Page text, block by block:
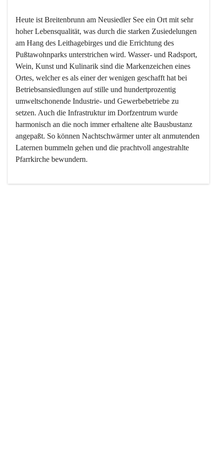
Heute ist Breitenbrunn am Neusiedler See ein Ort mit sehr
hoher Lebensqualität, was durch die starken Zusiedelungen
am Hang des Leithagebirges und die Errichtung des
Pußtawohnparks unterstrichen wird. Wasser- und Radsport,
Wein, Kunst und Kulinarik sind die Markenzeichen eines
Ortes, welcher es als einer der wenigen geschafft hat bei
Betriebsansiedlungen auf stille und hundertprozentig
umweltschonende Industrie- und Gewerbebetriebe zu
setzen. Auch die Infrastruktur im Dorfzentrum wurde
harmonisch an die noch immer erhaltene alte Bausbustanz
angepaßt. So können Nachtschwärmer unter alt anmutenden
Laternen bummeln gehen und die prachtvoll angestrahlte
Pfarrkirche bewundern.
Der Weinbau dominert heute nicht mehr, ist aber integrativer